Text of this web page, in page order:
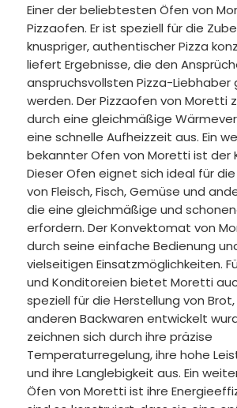
Einer der beliebtesten Öfen von
Pizzaofen. Er ist speziell für die
knuspriger, authentischer Pizza
liefert Ergebnisse, die den
anspruchsvollsten Pizza-Liebhaber
werden. Der Pizzaofen von Moretti
durch eine gleichmäßige
eine schnelle Aufheizzeit aus. Ein
bekannter Ofen von Moretti ist der
Dieser Ofen eignet sich ideal für
von Fleisch, Fisch, Gemüse und
die eine gleichmäßige und
erfordern. Der Konvektomat von
durch seine einfache Bedienung
vielseitigen Einsatzmöglichkeiten.
und Konditoreien bietet Moretti
speziell für die Herstellung von
anderen Backwaren entwickelt
zeichnen sich durch ihre präzise
Temperaturregelung, ihre hohe
und ihre Langlebigkeit aus. Ein
Öfen von Moretti ist ihre